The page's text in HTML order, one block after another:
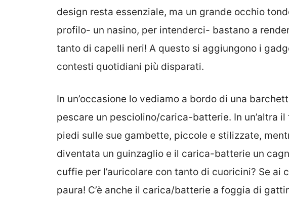
design resta essenziale, ma un grande occhio
profilo- un nasino, per intenderci- bastano a
tanto di capelli neri! A questo si aggiungono i
contesti quotidiani più disparati.
In un’occasione lo vediamo a bordo di una
pescare un pesciolino/carica-batterie. In un’altra
piedi sulle sue gambette, piccole e stilizzate,
diventata un guinzaglio e il carica-batterie un
cuffie per l’auricolare con tanto di cuoricini? Se ai
paura! C’è anche il carica/batterie a foggia di